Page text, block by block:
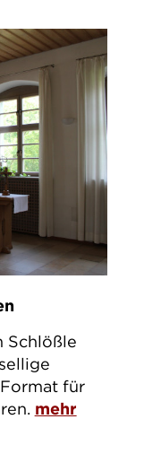
Schlößle
für
mehr